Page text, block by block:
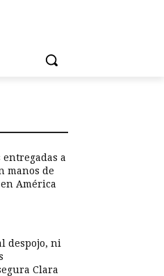
entregadas a
manos de
América
despojo, ni
Clara